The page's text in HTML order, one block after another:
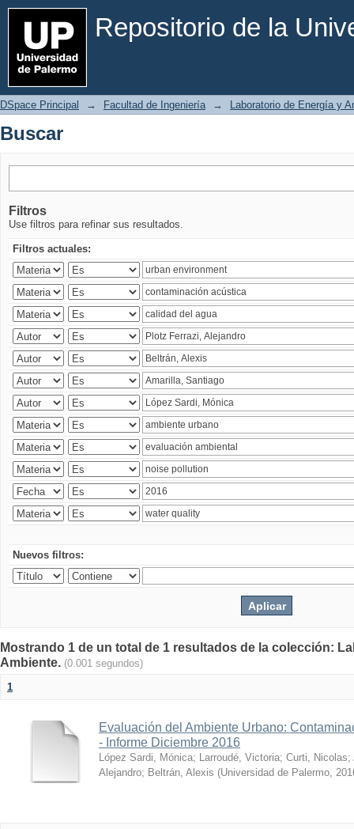
Repositorio de la
Buscar
DSpace Principal → Facultad de Ingeniería → Laboratorio de Energía y
Buscar
Filtros
Use filtros para refinar sus resultados.
Filtros actuales:
Nuevos filtros:
Mostrando 1 de un total de 1 resultados de la colección:
Ambiente. (0.001 segundos)
1
Evaluación del Ambiente Urbano:
- Informe Diciembre 2016
López Sardi, Mónica; Larroudé, Victoria; Curti, Nicolas;
Alejandro; Beltrán, Alexis (Universidad de Palermo,